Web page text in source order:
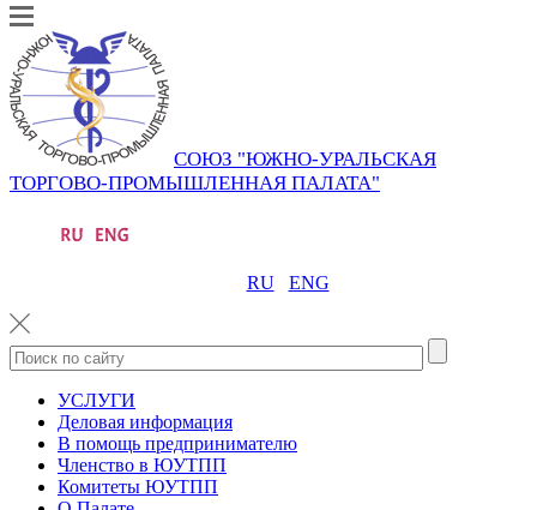
СОЮЗ "ЮЖНО-УРАЛЬСКАЯ
ТОРГОВО-ПРОМЫШЛЕННАЯ ПАЛАТА"
RU ENG
УСЛУГИ
Деловая информация
В помощь предпринимателю
Членство в ЮУТПП
Комитеты ЮУТПП